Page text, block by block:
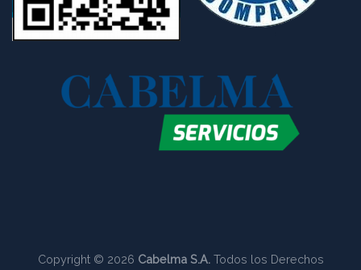
Copyright © 2026 Cabelma S.A.Todos los Derechos